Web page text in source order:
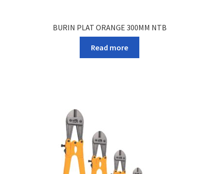
BURIN PLAT ORANGE 300MM NTB
Read more